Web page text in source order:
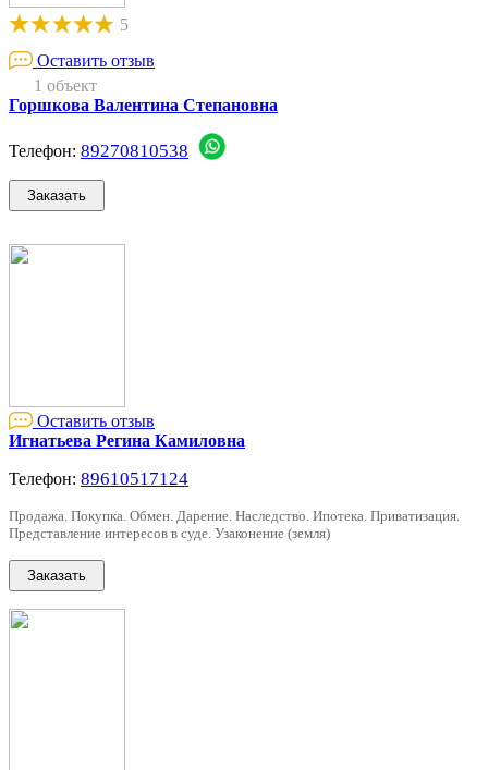
5
Оставить отзыв
1 объект
Горшкова Валентина Степановна
Телефон: 89270810538
Оставить отзыв
Игнатьева Регина Камиловна
Телефон: 89610517124
Продажа. Покупка. Обмен. Дарение. Наследство. Ипотека. Приватизация.
Представление интересов в суде. Узаконение (земля)